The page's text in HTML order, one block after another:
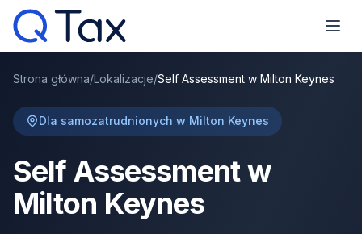
Strona główna/Lokalizacje/Self Assessment w Milton Keynes
Dla samozatrudnionych w Milton Keynes
Self Assessment w
Milton Keynes